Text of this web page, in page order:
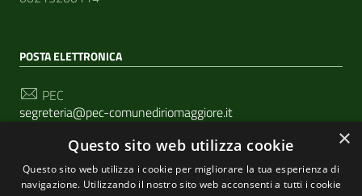
POSTA ELETTRONICA
PEC
segreteria@pec-comunediriomaggiore.it
Email
urp@comune.riomaggiore.sp.it
×
Questo sito web utilizza cookie
Questo sito web utilizza i cookie per migliorare la tua esperienza di
navigazione. Utilizzando il nostro sito web acconsenti a tutti i cookie